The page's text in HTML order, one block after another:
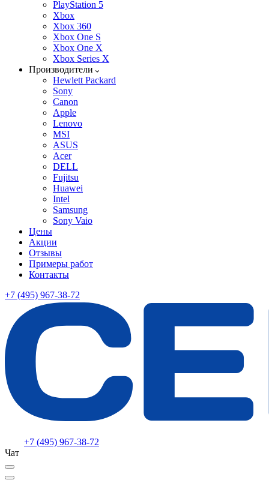
PlayStation 5
Xbox
Xbox 360
Xbox One S
Xbox One X
Xbox Series X
Производители
Hewlett Packard
Sony
Canon
Apple
Lenovo
MSI
ASUS
Acer
DELL
Fujitsu
Huawei
Intel
Samsung
Sony Vaio
Цены
Акции
Отзывы
Примеры работ
Контакты
+7 (495) 967-38-72
+7 (495) 967-38-72
Чат